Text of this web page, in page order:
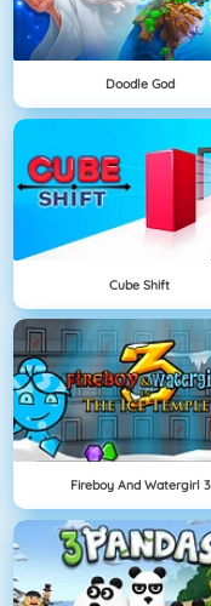
Doodle God
Cube Shift
Fireboy And Watergirl 3